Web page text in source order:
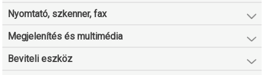
Nyomtató, szkenner, fax
Megjelenítés és multimédia
Beviteli eszköz